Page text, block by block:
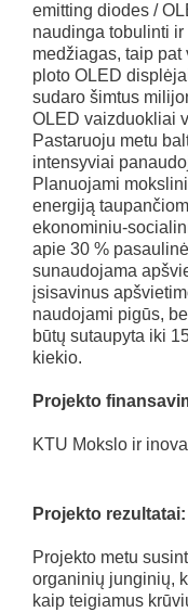
emitting diodes /
naudinga tobulinti
medžiagas, taip
ploto OLED
sudaro šimtus
OLED vaizduokliai
Pastaruoju metu
intensyviai
Planuojami
energiją
ekonominiu-
apie 30 %
sunaudojama
įsisavinus
naudojami pigūs,
būtų sutaupyta iki
kiekio.
Projekto
KTU Mokslo ir
Projekto rezultatai:
Projekto metu
organinių junginių,
kaip teigiamus